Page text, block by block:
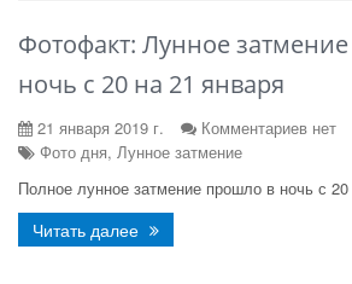
Фотофакт: Лунное
ночь с 20 на 21 января
21 января 2019 г.
Комментариев нет
Фото дня, Лунное затмение
Полное лунное затмение прошло в ночь с
Читать далее